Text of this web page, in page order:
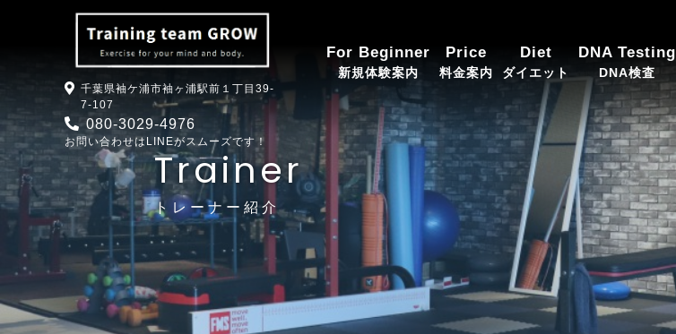
トレーナー紹介｜千葉県袖ケ浦駅徒歩1分｜健康な体作り・パーソナルトレーニングならtraining team GROW（グロウ）
Trainer
トレーナー紹介
千葉県袖ケ浦市袖ヶ浦駅前１丁目39-
7-107
080-3029-4976
お問い合わせはLINEがスムーズです！
For Beginner
新規体験案内
Price
料金案内
Diet
ダイエット
DNA Testing
DNA検査